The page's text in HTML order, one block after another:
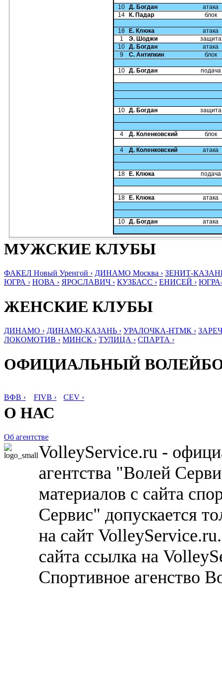
10 Д. Богдан
атака
14
К. Падар блок
18 Е. Клюка
атака
1
Э. Шоджи
защита
10 Д. Богдан
атака
9
С. Антипкин блок
10 Д. Богдан подача
10 Д. Богдан защита
4 Д. Коленковский блок
4 Д. Коленковский атака
18 Е. Клюка подача
18 Е. Клюка атака
10 Д. Богдан атака
МУЖСКИЕ КЛУБЫ
ФАКЕЛ Новый Уренгой › ДИНАМО Москва › ЗЕНИТ-
ЮГРА › НОВА › ЯРОСЛАВИЧ › КУЗБАСС › ЕНИСЕЙ ›
ЖЕНСКИЕ КЛУБЫ
ДИНАМО › ДИНАМО-КАЗАНЬ › УРАЛОЧКА-НТМК ›
ЛОКОМОТИВ › МИНСК › ТУЛИЦА › СПАРТА ›
ОФИЦИАЛЬНЫЙ
ВФВ › FIVB › CEV ›
О НАС
Об агентстве
VolleyService.ru -
агентства "Волей
материалов с сайта
Сервис" допускается
на сайт
сайта ссылка на
Спортивное агенство